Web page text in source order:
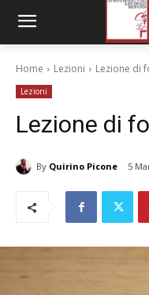
Home Lezioni Lezione di
Lezioni
Lezione di
By Quirino Picone 5